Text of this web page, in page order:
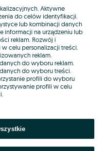
się
Aktywne
do celów identyfikacji.
lub kombinacji danych
informacji na urządzeniu lub
reklam. Rozwój i
celu personalizacji treści.
reklam.
do wyboru reklam.
do wyboru treści.
profili do wyboru
profili w celu